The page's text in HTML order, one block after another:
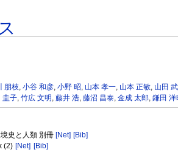
朋枝,小谷 和彦,小野 昭, 山本 孝一, 山本 正敏, 山田
圭子, 竹広 文明 , 藤井 浩, 藤沼 昌泰, 金成 太郎, 鎌田 洋
史と人類 別冊 [Net] [Bib]
(2) [Net] [Bib]